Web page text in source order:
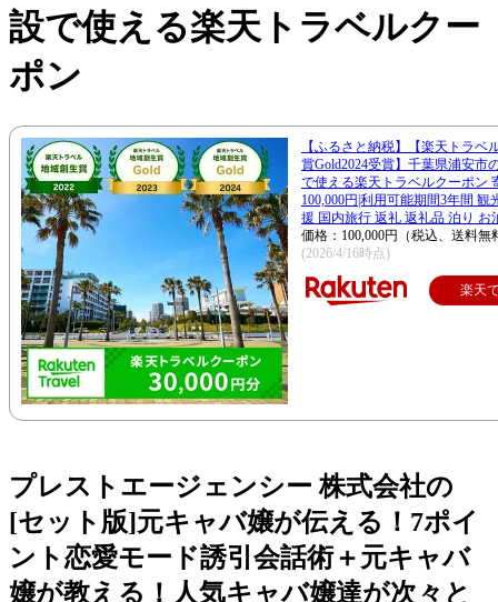
設で使える楽天トラベルクー
ポン
【ふるさと納税】【楽天トラベ
賞Gold2024受賞】千葉県浦安市
で使える楽天トラベルクーポン
100,000円|利用可能期間3年間 観
援 国内旅行 返礼 返礼品 泊り お
価格：100,000円（税込、送料無
(2026/4/16時点)
楽天
プレストエージェンシー 株式会社の
[セット版]元キャバ嬢が伝える！7ポイ
ント恋愛モード誘引会話術＋元キャバ
嬢が教える！人気キャバ嬢達が次々と